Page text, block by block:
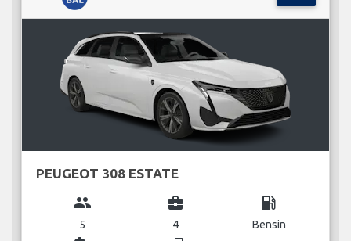
PEUGEOT 308 ESTATE
group
5
business_center
4
local_gas_station
Bensin